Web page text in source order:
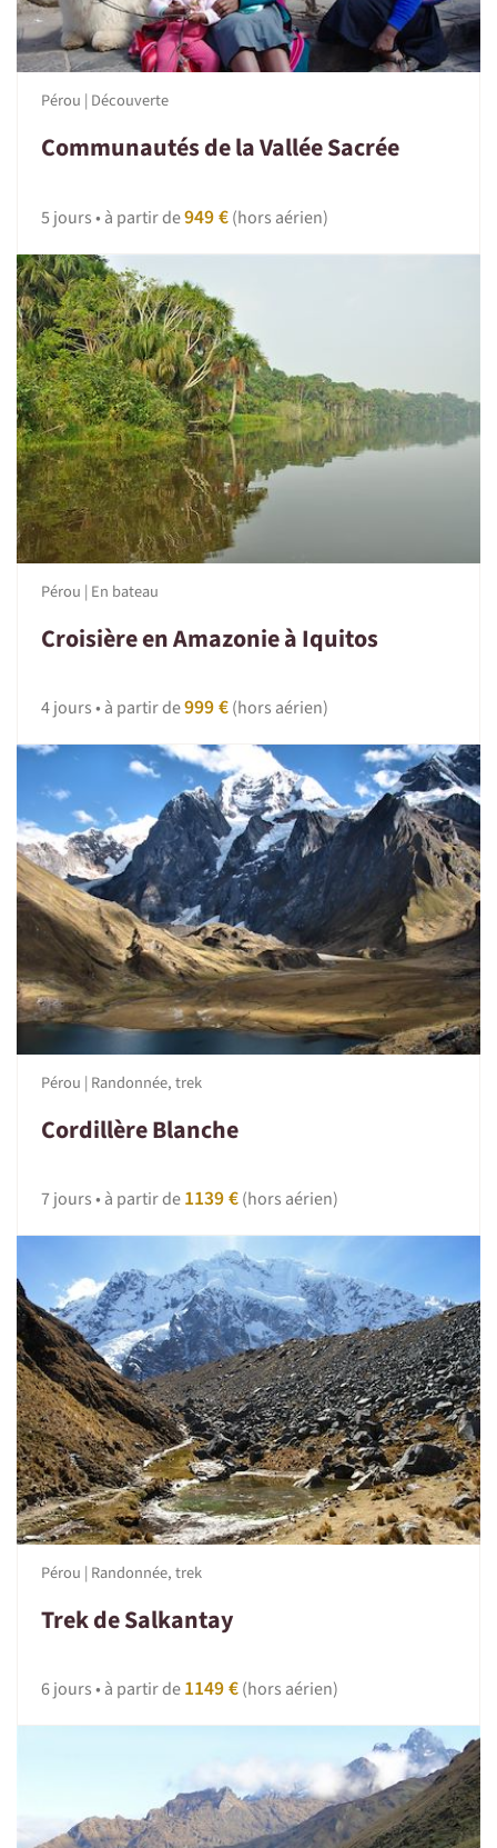
Pérou | Découverte
Communautés de la Vallée Sacrée
5 jours • à partir de949 €(hors aérien)
Pérou | En bateau
Croisière en Amazonie à Iquitos
4 jours • à partir de999 €(hors aérien)
Pérou | Randonnée, trek
Cordillère Blanche
7 jours • à partir de1139 €(hors aérien)
Pérou | Randonnée, trek
Trek de Salkantay
6 jours • à partir de1149 €(hors aérien)